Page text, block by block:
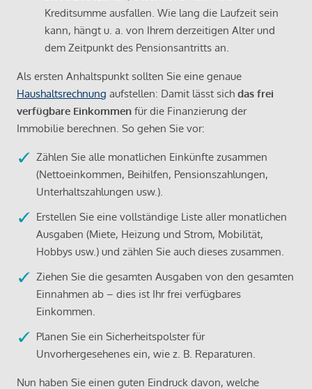
Kreditsumme ausfallen. Wie lang die Laufzeit sein
kann, hängt u. a. von Ihrem derzeitigen Alter und
dem Zeitpunkt des Pensionsantritts an.
Als ersten Anhaltspunkt sollten Sie eine genaue
Haushaltsrechnung aufstellen: Damit lässt sich das frei
verfügbare Einkommen für die Finanzierung der
Immobilie berechnen. So gehen Sie vor:
Zählen Sie alle monatlichen Einkünfte zusammen
(Nettoeinkommen, Beihilfen, Pensionszahlungen,
Unterhaltszahlungen usw.).
Erstellen Sie eine vollständige Liste aller monatlichen
Ausgaben (Miete, Heizung und Strom, Mobilität,
Hobbys usw.) und zählen Sie auch dieses zusammen.
Ziehen Sie die gesamten Ausgaben von den gesamten
Einnahmen ab – dies ist Ihr frei verfügbares
Einkommen.
Planen Sie ein Sicherheitspolster für
Unvorhergesehenes ein, wie z. B. Reparaturen.
Nun haben Sie einen guten Eindruck davon, welche